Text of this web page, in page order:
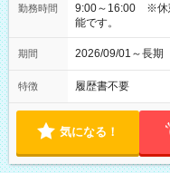
勤務時間
9:00～16:00 ※休
能です。
期間 2026/09/01～長
特徴 履歴書不要
気になる！